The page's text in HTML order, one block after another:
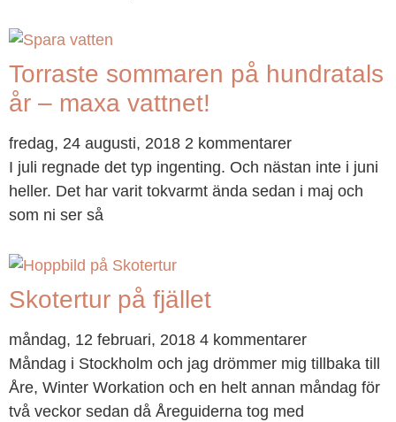
Torraste sommaren på hundratals
år – maxa vattnet!
fredag, 24 augusti, 2018 2 kommentarer
I juli regnade det typ ingenting. Och nästan inte i juni
heller. Det har varit tokvarmt ända sedan i maj och
som ni ser så
Skotertur på fjället
måndag, 12 februari, 2018 4 kommentarer
Måndag i Stockholm och jag drömmer mig tillbaka till
Åre, Winter Workation och en helt annan måndag för
två veckor sedan då Åreguiderna tog med